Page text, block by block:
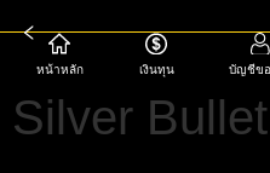
หน้าหลัก เงินทุน บัญชีข
Silver Bullet